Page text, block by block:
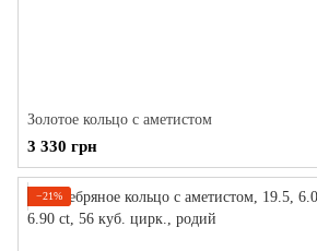
Золотое кольцо с аметистом
3 330 грн
−21%